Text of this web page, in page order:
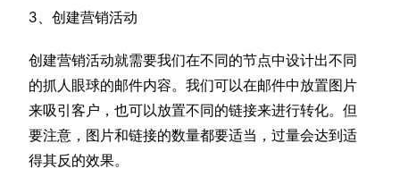
3、创建营销活动
创建营销活动就需要我们在不同的节点中设计出不同
的抓人眼球的邮件内容。我们可以在邮件中放置图片
来吸引客户，也可以放置不同的链接来进行转化。但
要注意，图片和链接的数量都要适当，过量会达到适
得其反的效果。